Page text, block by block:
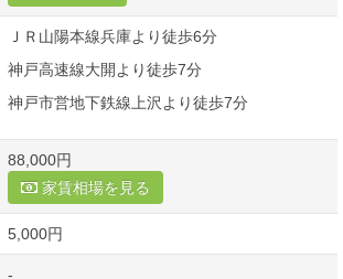
ＪＲ山陽本線兵庫より徒歩6分
神戸高速線大開より徒歩7分
神戸市営地下鉄線上沢より徒歩7分
88,000円
家賃相場を見る
5,000円
-